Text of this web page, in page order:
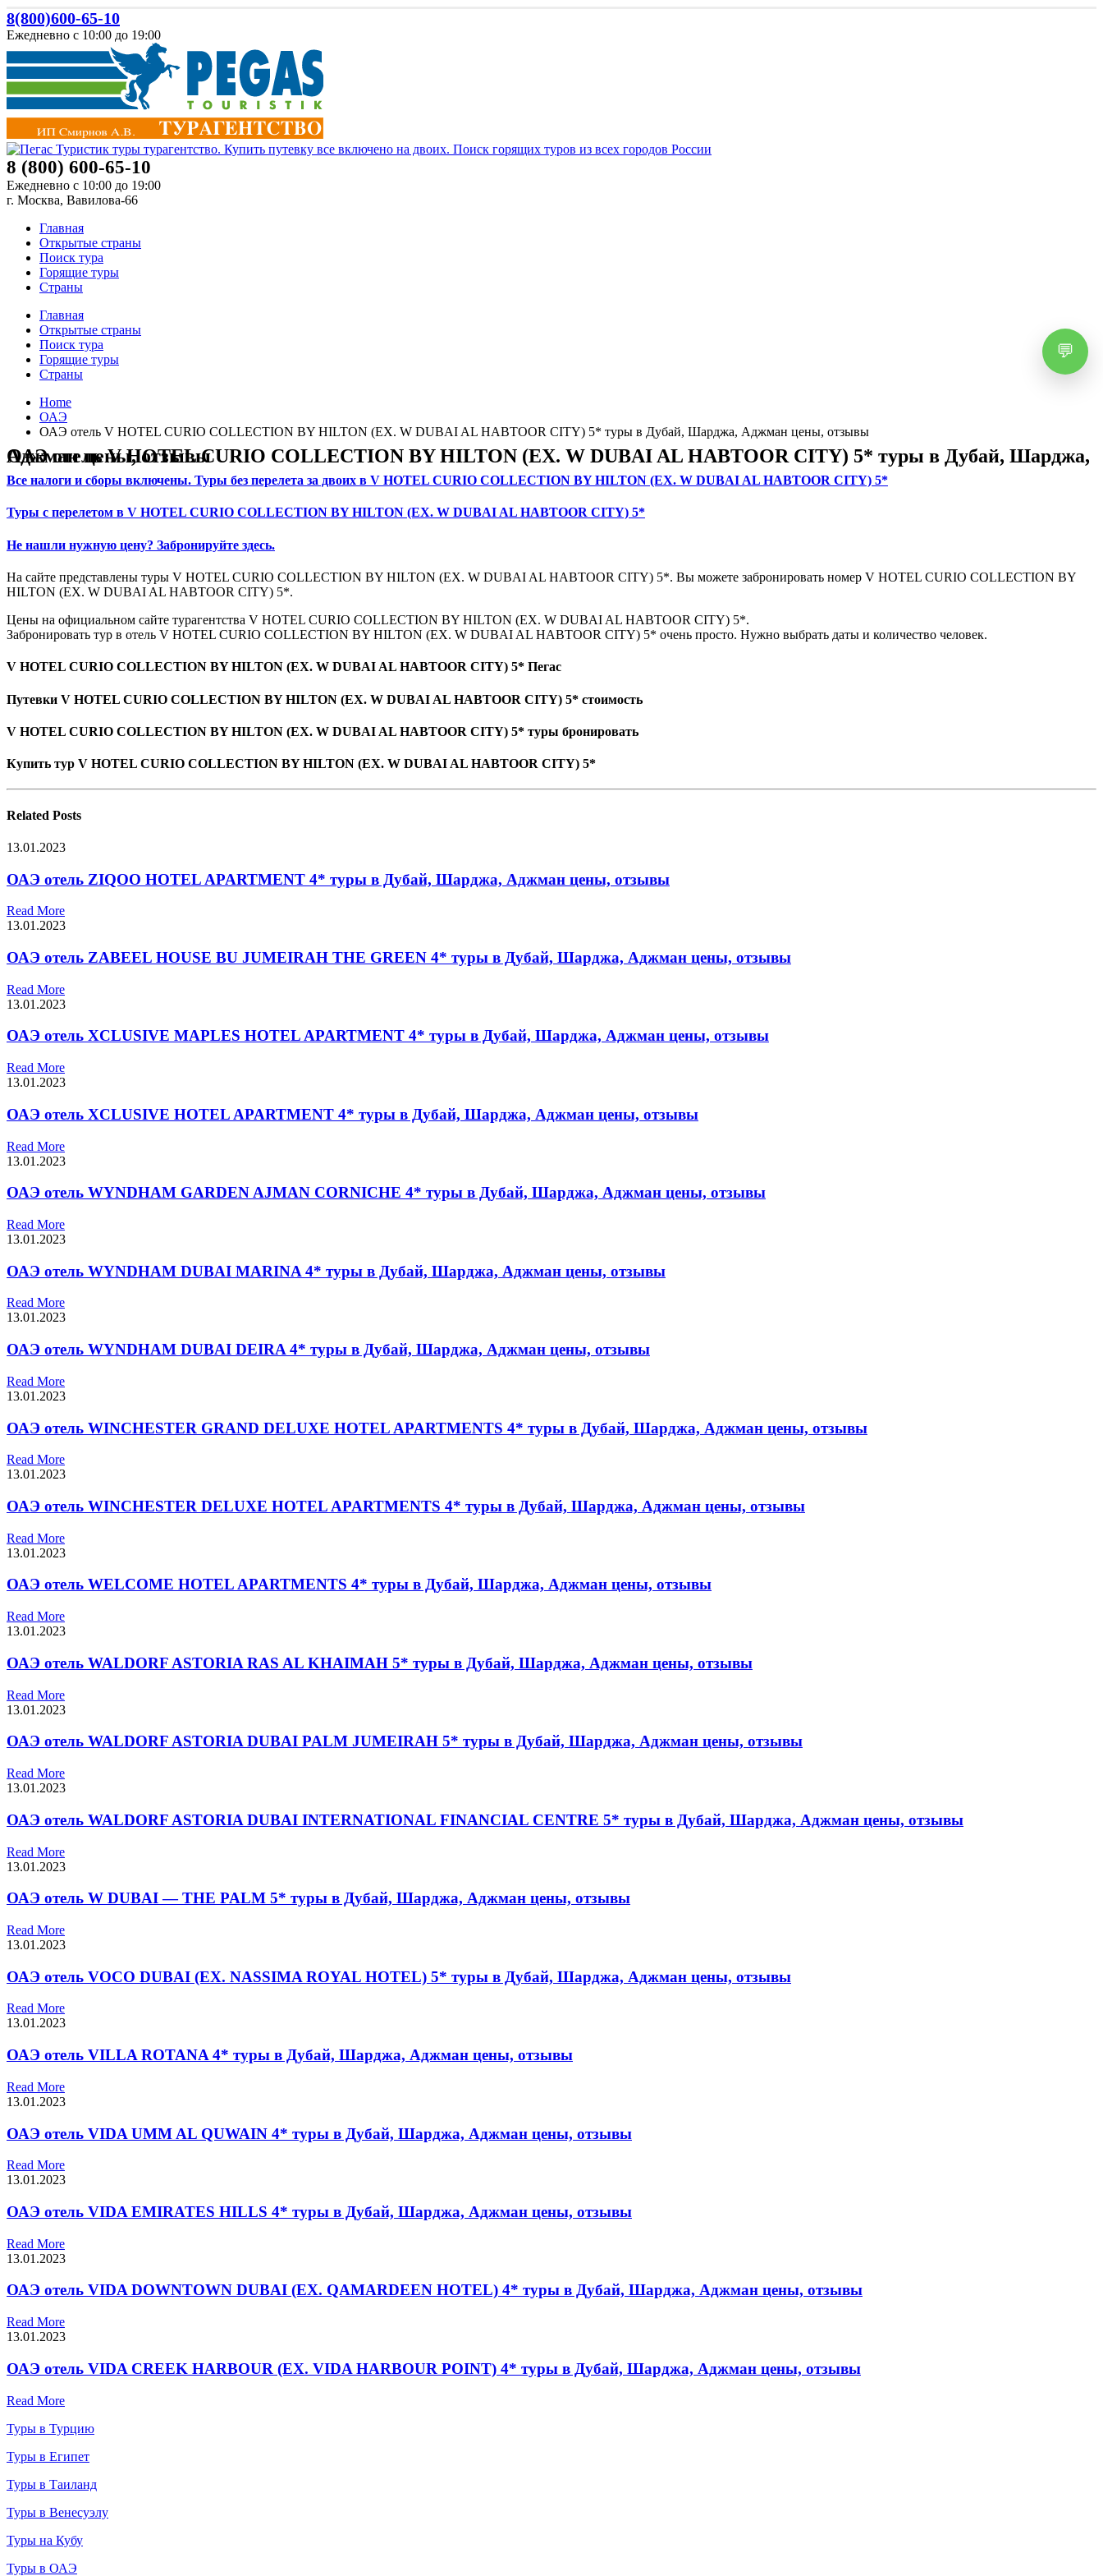
8(800)600-65-10
Ежедневно с 10:00 до 19:00
8 (800) 600-65-10
Ежедневно с 10:00 до 19:00
г. Москва, Вавилова-66
Главная
Открытые страны
Поиск тура
Горящие туры
Страны
Главная
Открытые страны
Поиск тура
Горящие туры
Страны
Home
ОАЭ
ОАЭ отель V HOTEL CURIO COLLECTION BY HILTON (EX. W DUBAI AL HABTOOR CITY) 5* туры в Дубай, Шарджа, Аджман цены, отзывы
ОАЭ отель V HOTEL CURIO COLLECTION BY HILTON (EX. W DUBAI AL HABTOOR CITY) 5* туры в Дубай, Шарджа, Аджман цены, отзывы
Все налоги и сборы включены. Туры без перелета за двоих в V HOTEL CURIO COLLECTION BY HILTON (EX. W DUBAI AL HABTOOR CITY) 5*
Туры с перелетом в V HOTEL CURIO COLLECTION BY HILTON (EX. W DUBAI AL HABTOOR CITY) 5*
Не нашли нужную цену? Забронируйте здесь.
На сайте представлены туры V HOTEL CURIO COLLECTION BY HILTON (EX. W DUBAI AL HABTOOR CITY) 5*. Вы можете забронировать номер V HOTEL CURIO COLLECTION BY
HILTON (EX. W DUBAI AL HABTOOR CITY) 5*.
Цены на официальном сайте турагентства V HOTEL CURIO COLLECTION BY HILTON (EX. W DUBAI AL HABTOOR CITY) 5*.
Забронировать тур в отель V HOTEL CURIO COLLECTION BY HILTON (EX. W DUBAI AL HABTOOR CITY) 5* очень просто. Нужно выбрать даты и количество человек.
V HOTEL CURIO COLLECTION BY HILTON (EX. W DUBAI AL HABTOOR CITY) 5* Пегас
Путевки V HOTEL CURIO COLLECTION BY HILTON (EX. W DUBAI AL HABTOOR CITY) 5* стоимость
V HOTEL CURIO COLLECTION BY HILTON (EX. W DUBAI AL HABTOOR CITY) 5* туры бронировать
Купить тур V HOTEL CURIO COLLECTION BY HILTON (EX. W DUBAI AL HABTOOR CITY) 5*
Related Posts
13.01.2023
ОАЭ отель ZIQOO HOTEL APARTMENT 4* туры в Дубай, Шарджа, Аджман цены, отзывы
Read More
13.01.2023
ОАЭ отель ZABEEL HOUSE BU JUMEIRAH THE GREEN 4* туры в Дубай, Шарджа, Аджман цены, отзывы
Read More
13.01.2023
ОАЭ отель XCLUSIVE MAPLES HOTEL APARTMENT 4* туры в Дубай, Шарджа, Аджман цены, отзывы
Read More
13.01.2023
ОАЭ отель XCLUSIVE HOTEL APARTMENT 4* туры в Дубай, Шарджа, Аджман цены, отзывы
Read More
13.01.2023
ОАЭ отель WYNDHAM GARDEN AJMAN CORNICHE 4* туры в Дубай, Шарджа, Аджман цены, отзывы
Read More
13.01.2023
ОАЭ отель WYNDHAM DUBAI MARINA 4* туры в Дубай, Шарджа, Аджман цены, отзывы
Read More
13.01.2023
ОАЭ отель WYNDHAM DUBAI DEIRA 4* туры в Дубай, Шарджа, Аджман цены, отзывы
Read More
13.01.2023
ОАЭ отель WINCHESTER GRAND DELUXE HOTEL APARTMENTS 4* туры в Дубай, Шарджа, Аджман цены, отзывы
Read More
13.01.2023
ОАЭ отель WINCHESTER DELUXE HOTEL APARTMENTS 4* туры в Дубай, Шарджа, Аджман цены, отзывы
Read More
13.01.2023
ОАЭ отель WELCOME HOTEL APARTMENTS 4* туры в Дубай, Шарджа, Аджман цены, отзывы
Read More
13.01.2023
ОАЭ отель WALDORF ASTORIA RAS AL KHAIMAH 5* туры в Дубай, Шарджа, Аджман цены, отзывы
Read More
13.01.2023
ОАЭ отель WALDORF ASTORIA DUBAI PALM JUMEIRAH 5* туры в Дубай, Шарджа, Аджман цены, отзывы
Read More
13.01.2023
ОАЭ отель WALDORF ASTORIA DUBAI INTERNATIONAL FINANCIAL CENTRE 5* туры в Дубай, Шарджа, Аджман цены, отзывы
Read More
13.01.2023
ОАЭ отель W DUBAI — THE PALM 5* туры в Дубай, Шарджа, Аджман цены, отзывы
Read More
13.01.2023
ОАЭ отель VOCO DUBAI (EX. NASSIMA ROYAL HOTEL) 5* туры в Дубай, Шарджа, Аджман цены, отзывы
Read More
13.01.2023
ОАЭ отель VILLA ROTANA 4* туры в Дубай, Шарджа, Аджман цены, отзывы
Read More
13.01.2023
ОАЭ отель VIDA UMM AL QUWAIN 4* туры в Дубай, Шарджа, Аджман цены, отзывы
Read More
13.01.2023
ОАЭ отель VIDA EMIRATES HILLS 4* туры в Дубай, Шарджа, Аджман цены, отзывы
Read More
13.01.2023
ОАЭ отель VIDA DOWNTOWN DUBAI (EX. QAMARDEEN HOTEL) 4* туры в Дубай, Шарджа, Аджман цены, отзывы
Read More
13.01.2023
ОАЭ отель VIDA CREEK HARBOUR (EX. VIDA HARBOUR POINT) 4* туры в Дубай, Шарджа, Аджман цены, отзывы
Read More
Туры в Турцию
Туры в Египет
Туры в Таиланд
Туры в Венесуэлу
Туры на Кубу
Туры в ОАЭ